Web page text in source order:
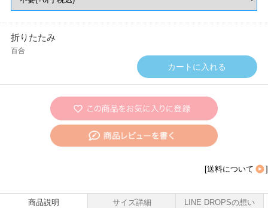
折りたたみ
百合
[送料について ]
商品説明 サイズ詳細 LINE DROPSの想い